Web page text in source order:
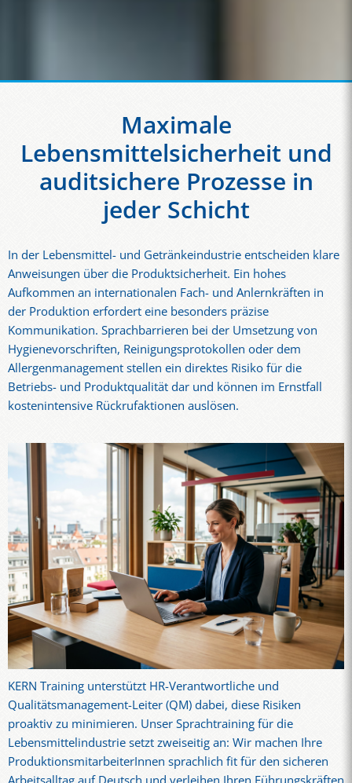
Maximale
Lebensmittelsicherheit und
auditsichere Prozesse in
jeder Schicht
In der Lebensmittel- und Getränkeindustrie entscheiden klare
Anweisungen über die Produktsicherheit. Ein hohes
Aufkommen an internationalen Fach- und Anlernkräften in
der Produktion erfordert eine besonders präzise
Kommunikation. Sprachbarrieren bei der Umsetzung von
Hygienevorschriften, Reinigungsprotokollen oder dem
Allergenmanagement stellen ein direktes Risiko für die
Betriebs- und Produktqualität dar und können im Ernstfall
kostenintensive Rückrufaktionen auslösen.
KERN Training unterstützt HR-Verantwortliche und
Qualitätsmanagement-Leiter (QM) dabei, diese Risiken
proaktiv zu minimieren. Unser Sprachtraining für die
Lebensmittelindustrie setzt zweiseitig an: Wir machen Ihre
ProduktionsmitarbeiterInnen sprachlich fit für den sicheren